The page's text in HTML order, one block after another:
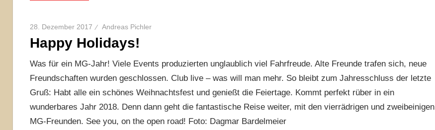
28. Dezember 2017 Andreas Pichler
Happy Holidays!
Was für ein MG-Jahr! Viele Events produzierten unglaublich viel Fahrfreude. Alte Freunde trafen sich, neue
Freundschaften wurden geschlossen. Club live – was will man mehr. So bleibt zum Jahresschluss der letzte
Gruß: Habt alle ein schönes Weihnachtsfest und genießt die Feiertage. Kommt perfekt rüber in ein
wunderbares Jahr 2018. Denn dann geht die fantastische Reise weiter, mit den vierrädrigen und zweibeinigen
MG-Freunden. See you, on the open road! Foto: Dagmar Bardelmeier